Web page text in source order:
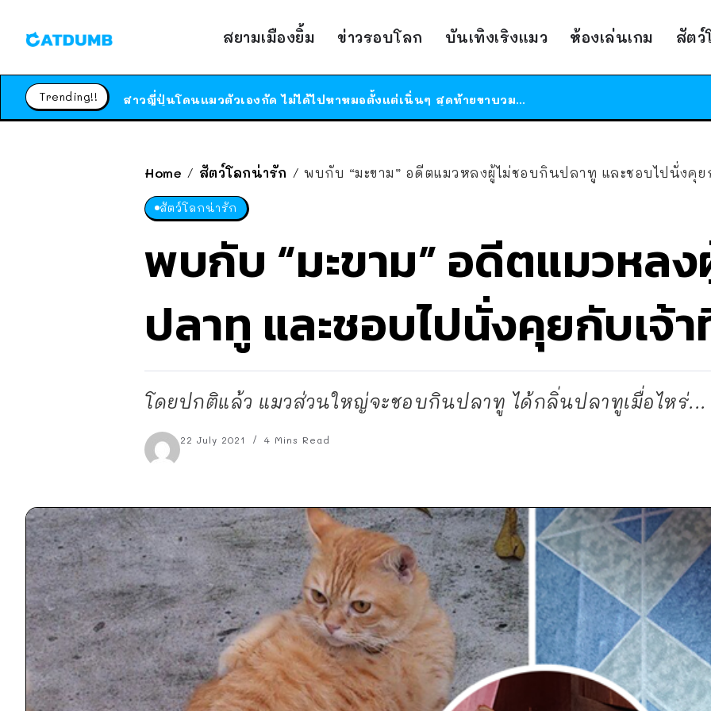
สยามเมืองยิ้ม ข่าวรอบโลก บันเทิงเริงแมว ห้องเล่นเกม สัตว์
Trending!!
ได้เวลาเด็กหนวดรวมตัว RF Online Next เปิดให้เล่นแล้ว เกม Sci-Fi MMORPG ระดับตำนาน เล่นได้ทั้งมือถือและ PC
Home / สัตว์โลกน่ารัก / พบกับ “มะขาม” อดีตแมวหลงผู้ไม่ชอบกินปลาทู และชอบไปนั่งคุย
สัตว์โลกน่ารัก
พบกับ “มะขาม” อดีตแมวหล
ปลาทู และชอบไปนั่งคุยกับเจ้
โดยปกติแล้ว แมวส่วนใหญ่จะชอบกินปลาทู ได้กลิ่นปลาทูเมื่อไหร่...
22 July 2021 4 Mins Read